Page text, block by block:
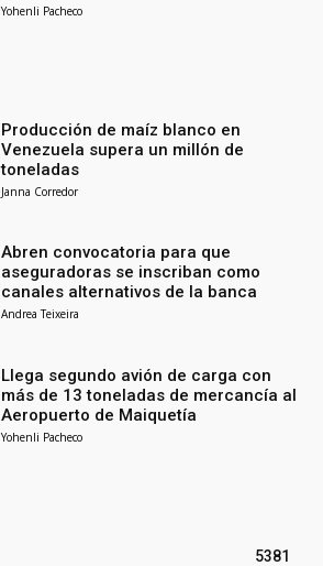
Yohenli Pacheco
Producción de maíz blanco en
Venezuela supera un millón de
toneladas
Janna Corredor
Abren convocatoria para que
aseguradoras se inscriban como
canales alternativos de la banca
Andrea Teixeira
Llega segundo avión de carga con
más de 13 toneladas de mercancía al
Aeropuerto de Maiquetía
Yohenli Pacheco
5381